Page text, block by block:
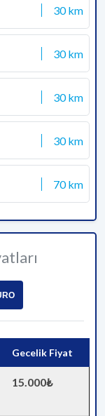
30 km
30 km
30 km
30 km
70 km
Gecelik Fiyat
15.000₺